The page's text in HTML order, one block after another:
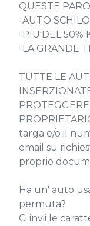
QUESTE
-AUTO
-PIU'DEL 50%
-LA GRANDE
TUTTE LE
targa e/o il
email su
proprio
Ha un' auto
permuta?
Ci invii le